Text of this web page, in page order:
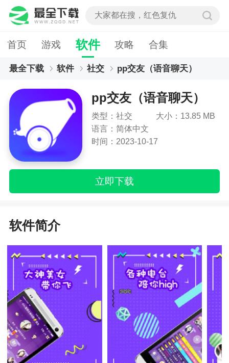
首页 游戏 软件 攻略 合集
最全下载 软件 社交 pp交友（语音聊天）
pp交友（语音聊天）
类型：社交
大小：13.85 MB
语言：简体中文
时间：2023-10-17
立即下载
软件简介